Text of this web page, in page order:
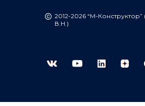
2012-2026 “М-
В.Н.)